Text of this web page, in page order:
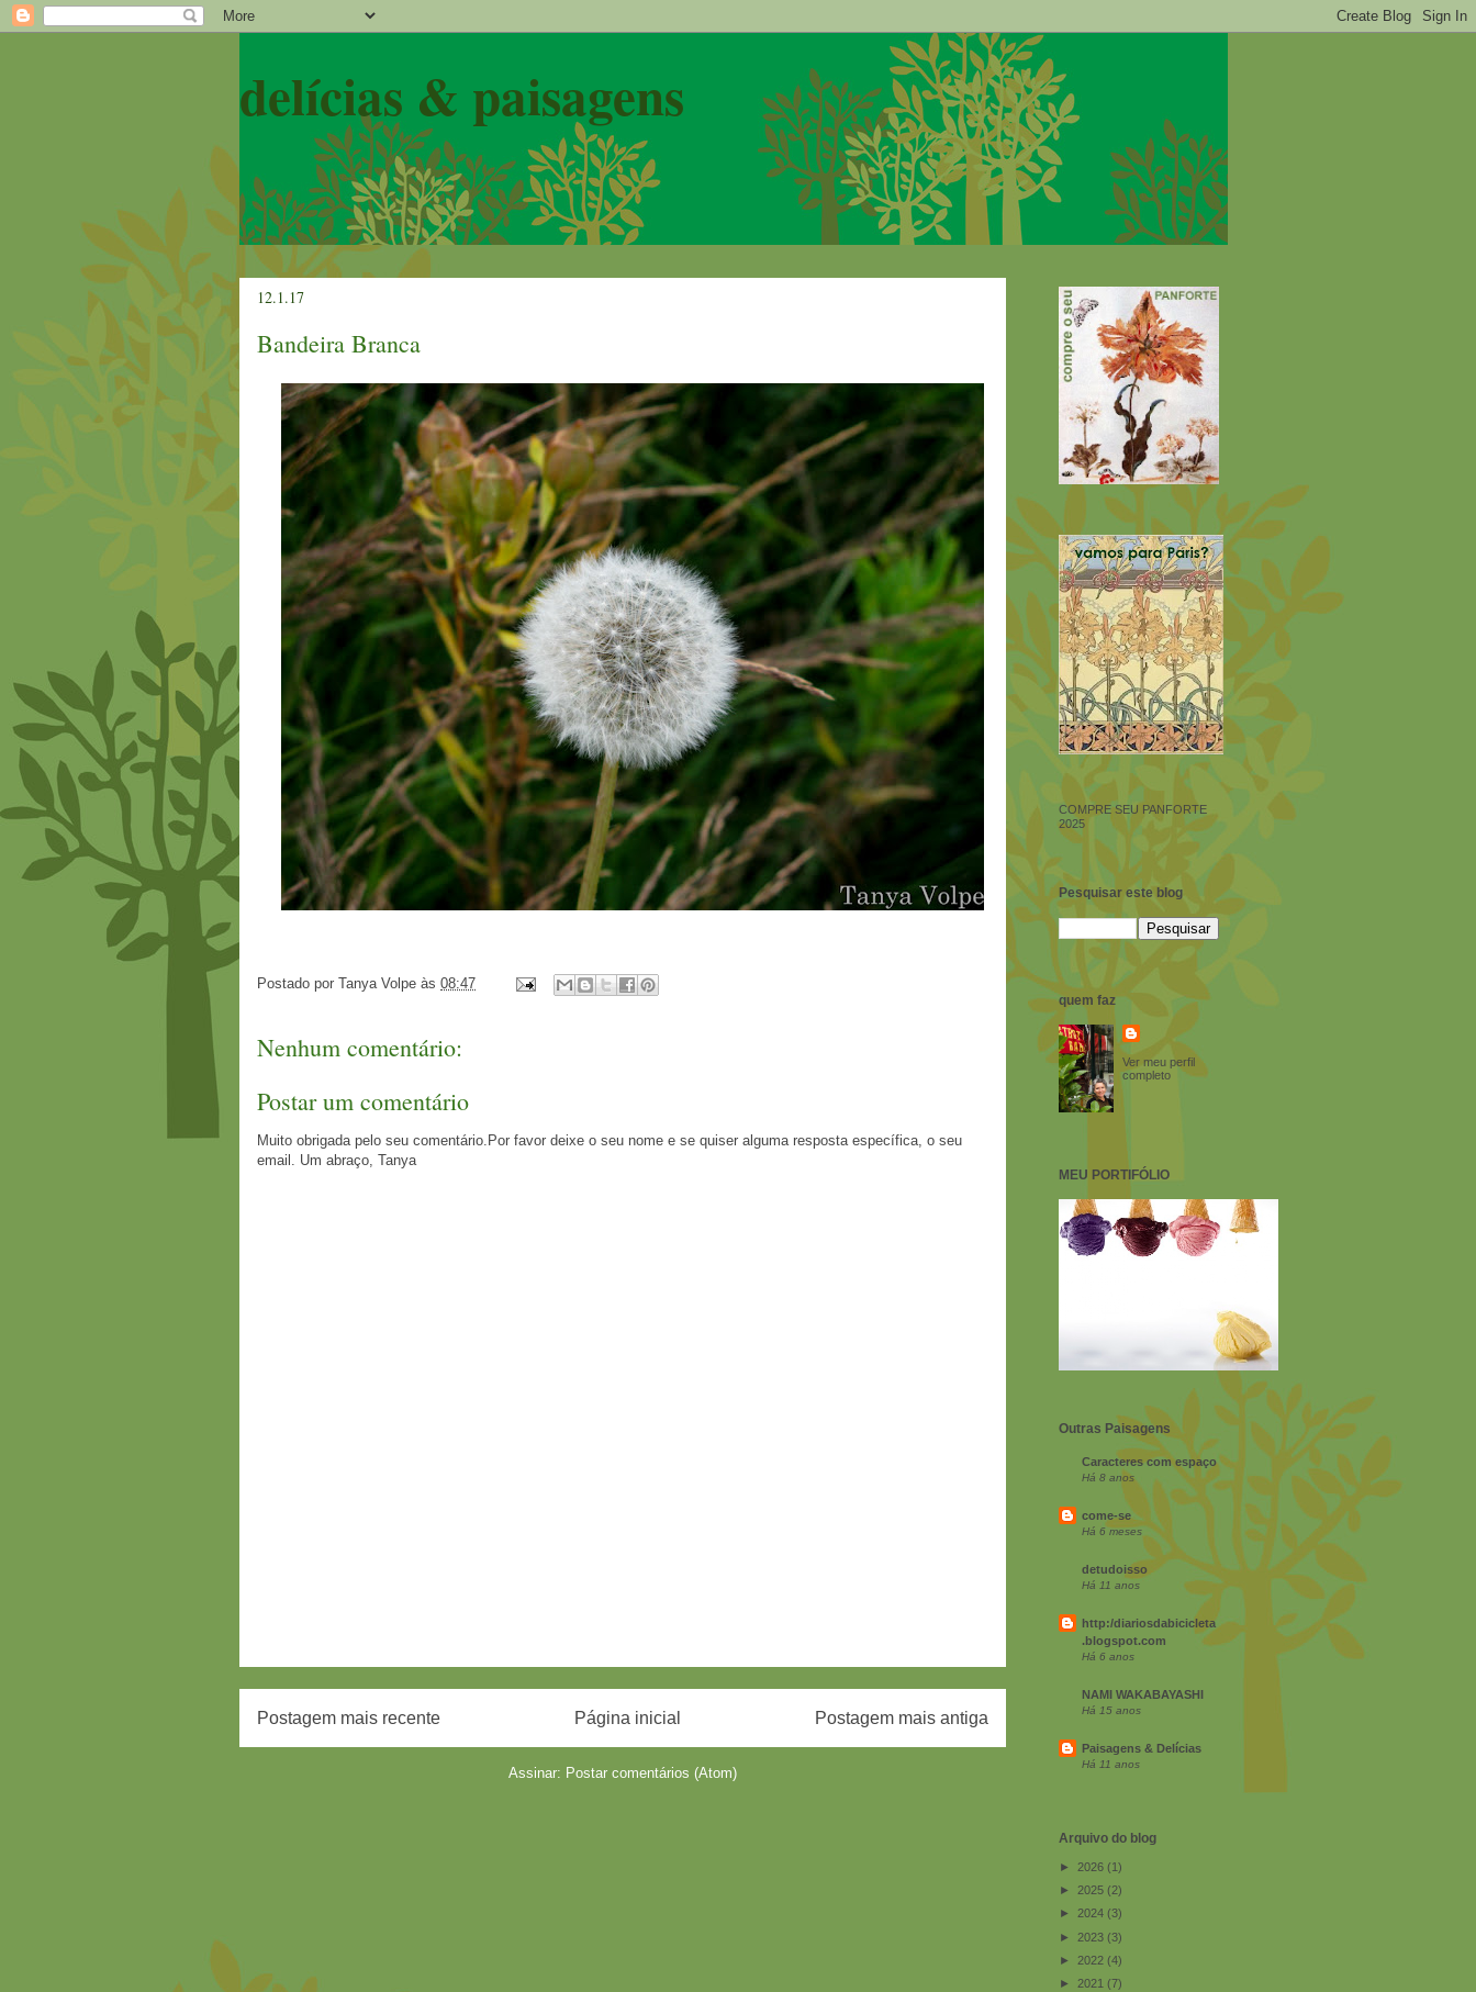
delícias & paisagens
12.1.17
Bandeira Branca
Postado por Tanya Volpe às 08:47
Nenhum comentário:
Postar um comentário
Muito obrigada pelo seu comentário.Por favor deixe o seu nome e se quiser alguma resposta específica, o seu
email. Um abraço, Tanya
Postagem mais recente Postagem mais antiga
Página inicial
Assinar: Postar comentários (Atom)
COMPRE SEU PANFORTE
2025
Pesquisar este blog
quem faz
Ver meu perfil
completo
MEU PORTIFÓLIO
Outras Paisagens
Caracteres com espaço
Há 8 anos
come-se
Há 6 meses
detudoisso
Há 11 anos
http:/diariosdabicicleta
.blogspot.com
Há 6 anos
NAMI WAKABAYASHI
Há 15 anos
Paisagens & Delícias
Há 11 anos
Arquivo do blog
► 2026 (1)
► 2025 (2)
► 2024 (3)
► 2023 (3)
► 2022 (4)
► 2021 (7)